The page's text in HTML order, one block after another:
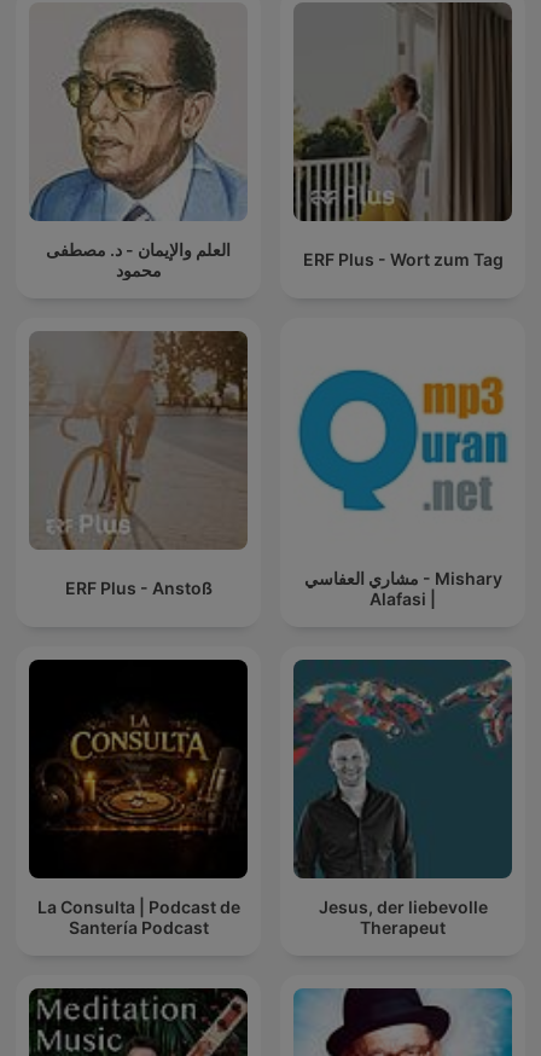
العلم والإيمان - د. مصطفى
محمود
ERF Plus - Wort zum Tag
ERF Plus - Anstoß
مشاري العفاسي - Mishary
Alafasi |
La Consulta | Podcast de
Santería Podcast
Jesus, der liebevolle
Therapeut